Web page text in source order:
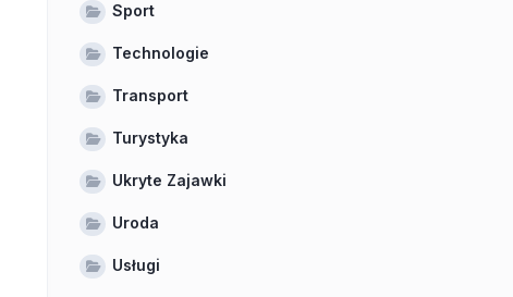
Sport
Technologie
Transport
Turystyka
Ukryte Zajawki
Uroda
Usługi